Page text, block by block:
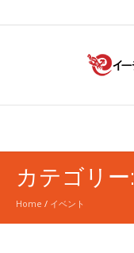
カテゴリー:
Home / イベント